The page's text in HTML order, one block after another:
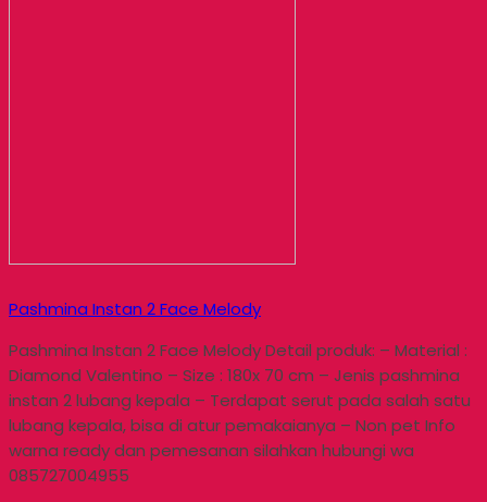
Pashmina Instan 2 Face Melody
Pashmina Instan 2 Face Melody Detail produk: – Material :
Diamond Valentino – Size : 180x 70 cm – Jenis pashmina
instan 2 lubang kepala – Terdapat serut pada salah satu
lubang kepala, bisa di atur pemakaianya – Non pet Info
warna ready dan pemesanan silahkan hubungi wa
085727004955